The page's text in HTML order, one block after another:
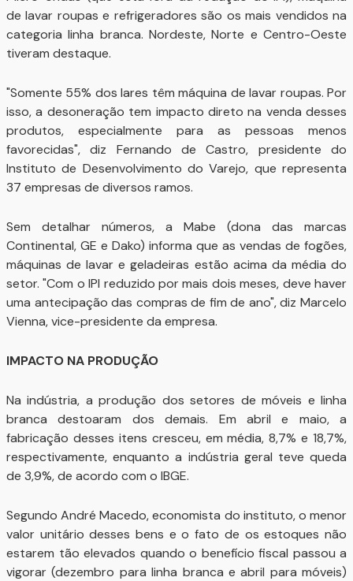
de lavar roupas e refrigeradores são os mais vendidos na
categoria linha branca. Nordeste, Norte e Centro-Oeste
tiveram destaque.
"Somente 55% dos lares têm máquina de lavar roupas. Por
isso, a desoneração tem impacto direto na venda desses
produtos, especialmente para as pessoas menos
favorecidas", diz Fernando de Castro, presidente do
Instituto de Desenvolvimento do Varejo, que representa
37 empresas de diversos ramos.
Sem detalhar números, a Mabe (dona das marcas
Continental, GE e Dako) informa que as vendas de fogões,
máquinas de lavar e geladeiras estão acima da média do
setor. "Com o IPI reduzido por mais dois meses, deve haver
uma antecipação das compras de fim de ano", diz Marcelo
Vienna, vice-presidente da empresa.
IMPACTO NA PRODUÇÃO
Na indústria, a produção dos setores de móveis e linha
branca destoaram dos demais. Em abril e maio, a
fabricação desses itens cresceu, em média, 8,7% e 18,7%,
respectivamente, enquanto a indústria geral teve queda
de 3,9%, de acordo com o IBGE.
Segundo André Macedo, economista do instituto, o menor
valor unitário desses bens e o fato de os estoques não
estarem tão elevados quando o benefício fiscal passou a
vigorar (dezembro para linha branca e abril para móveis)